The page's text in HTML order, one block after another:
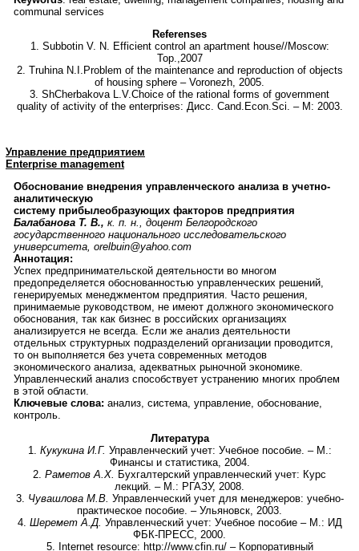
communal services
Referenses
1. Subbotin V. N. Efficient control an apartment house//Moscow:
Top.,2007
2. Truhina N.I.Problem of the maintenance and reproduction of objects
of housing sphere – Voronezh, 2005.
3. ShCherbakova L.V.Choice of the rational forms of government
quality of activity of the enterprises: Дисс. Cand.Econ.Sci. – М: 2003.
Управление предприятием
Enterprise management
Обоснование внедрения управленческого анализа в учетно-
аналитическую
систему прибылеобразующих факторов предприятия
Балабанова Т. В., к. п. н., доцент Белгородского
государственного национального исследовательского
университета, orelbuin@yahoo.com
Аннотация:
Успех предпринимательской деятельности во многом
предопределяется обоснованностью управленческих решений,
генерируемых менеджментом предприятия. Часто решения,
принимаемые руководством, не имеют должного экономического
обоснования, так как бизнес в российских организациях
анализируется не всегда. Если же анализ деятельности
отдельных структурных подразделений организации проводится,
то он выполняется без учета современных методов
экономического анализа, адекватных рыночной экономике.
Управленческий анализ способствует устранению многих проблем
в этой области.
Ключевые слова: анализ, система, управление, обоснование,
контроль.
Литература
1. Кукукина И.Г. Управленческий учет: Учебное пособие. – М.:
Финансы и статистика, 2004.
2. Раметов А.Х. Бухгалтерский управленческий учет: Курс
лекций. – М.: РГАЗУ, 2008.
3. Чувашлова М.В. Управленческий учет для менеджеров: учебно-
практическое пособие. – Ульяновск, 2003.
4. Шеремет А.Д. Управленческий учет: Учебное пособие – М.: ИД
ФБК-ПРЕСС, 2000.
5. Internet resource: http://www.cfin.ru/ – Корпоративный